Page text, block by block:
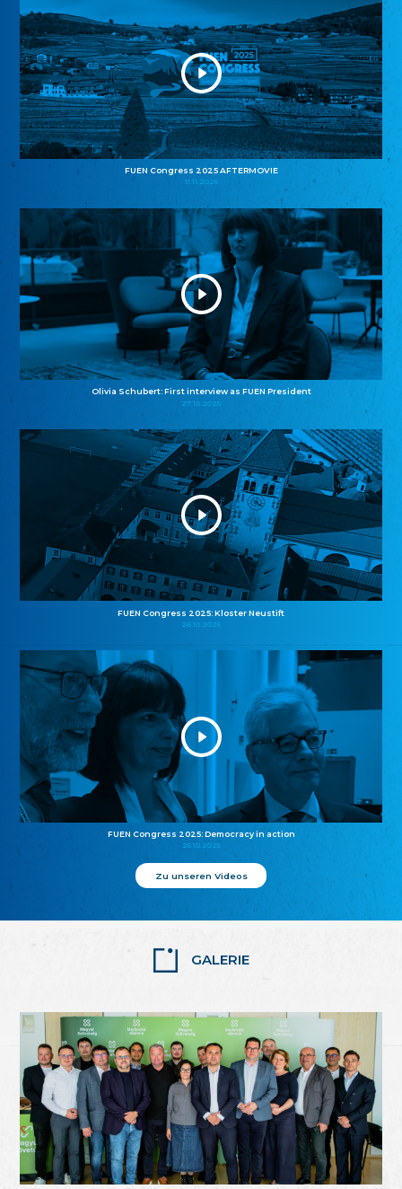
FUEN Congress 2025 AFTERMOVIE
11.11.2025
Olivia Schubert: First interview as FUEN President
27.10.2025
FUEN Congress 2025: Kloster Neustift
26.10.2025
FUEN Congress 2025: Democracy in action
25.10.2025
Zu unseren Videos
GALERIE